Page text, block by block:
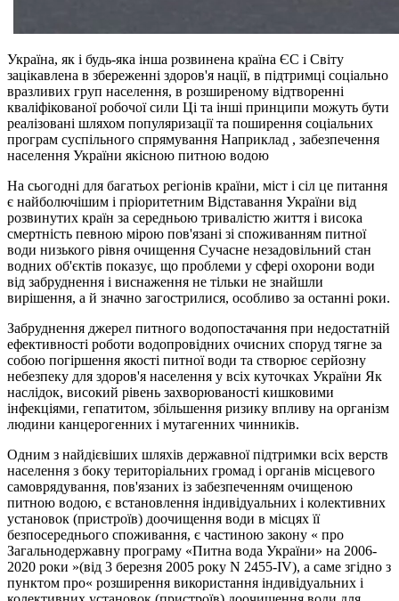
Україна, як і будь-яка інша розвинена країна ЄС і Світу
зацікавлена ​​в збереженні здоров'я нації, в підтримці соціально
вразливих груп населення, в розширеному відтворенні
кваліфікованої робочої сили Ці та інші принципи можуть бути
реалізовані шляхом популяризації та поширення соціальних
програм суспільного спрямування Наприклад , забезпечення
населення України якісною питною водою
На сьогодні для багатьох регіонів країни, міст і сіл це питання
є найболючішим і пріоритетним Відставання України від
розвинутих країн за середньою тривалістю життя і висока
смертність певною мірою пов'язані зі споживанням питної
води низького рівня очищення Сучасне незадовільний стан
водних об'єктів показує, що проблеми у сфері охорони води
від забруднення і виснаження не тільки не знайшли
вирішення, а й значно загострилися, особливо за останні роки.
Забруднення джерел питного водопостачання при недостатній
ефективності роботи водопровідних очисних споруд тягне за
собою погіршення якості питної води та створює серйозну
небезпеку для здоров'я населення у всіх куточках України Як
наслідок, високий рівень захворюваності кишковими
інфекціями, гепатитом, збільшення ризику впливу на організм
людини канцерогенних і мутагенних чинників.
Одним з найдієвіших шляхів державної підтримки всіх верств
населення з боку територіальних громад і органів місцевого
самоврядування, пов'язаних із забезпеченням очищеною
питною водою, є встановлення індивідуальних і колективних
установок (пристроїв) доочищення води в місцях її
безпосереднього споживання, є частиною закону « про
Загальнодержавну програму «Питна вода України» на 2006-
2020 роки »(від 3 березня 2005 року N 2455-IV), а саме згідно з
пунктом про« розширення використання індивідуальних і